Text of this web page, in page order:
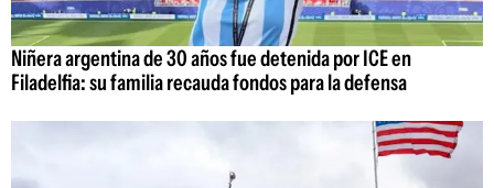
Niñera argentina de 30 años fue detenida por ICE en
Filadelfia: su familia recauda fondos para la defensa